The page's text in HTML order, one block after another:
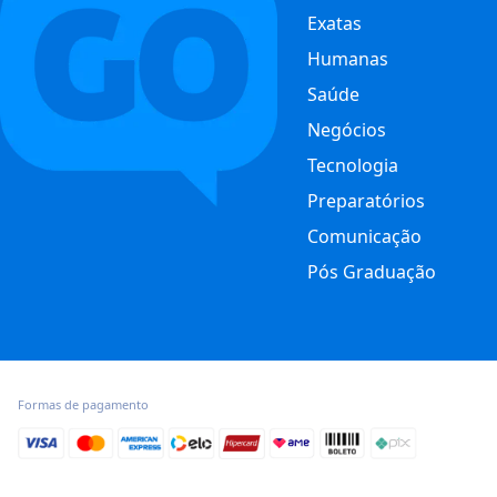
Exatas
Humanas
Saúde
Negócios
Tecnologia
Preparatórios
Comunicação
Pós Graduação
Formas de pagamento